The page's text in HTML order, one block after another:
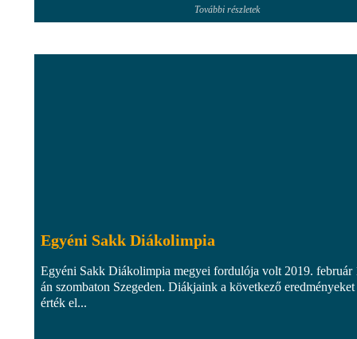
További részletek
Egyéni Sakk Diákolimpia
Egyéni Sakk Diákolimpia megyei fordulója volt 2019. február
án szombaton Szegeden. Diákjaink a következő eredményeket
érték el...